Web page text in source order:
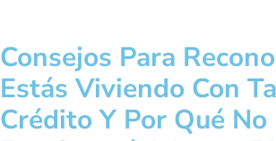
Consejos Para
Estás Viviendo Con
Crédito Y Por Qué No